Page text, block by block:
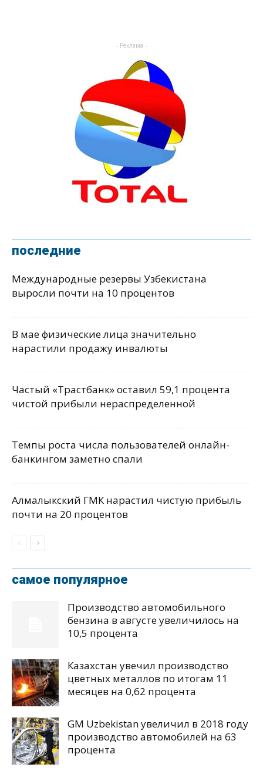
- Реклама -
последние
Международные резервы Узбекистана
выросли почти на 10 процентов
В мае физические лица значительно
нарастили продажу инвалюты
Частый «Трастбанк» оставил 59,1 процента
чистой прибыли нераспределенной
Темпы роста числа пользователей онлайн-
банкингом заметно спали
Алмалыкский ГМК нарастил чистую прибыль
почти на 20 процентов
самое популярное
Производство автомобильного
бензина в августе увеличилось на
10,5 процента
Казахстан увечил производство
цветных металлов по итогам 11
месяцев на 0,62 процента
GM Uzbekistan увеличил в 2018 году
производство автомобилей на 63
процента